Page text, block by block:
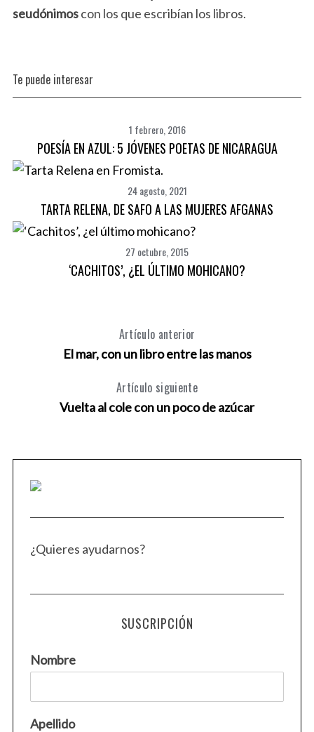
seudónimoscon los que escribían los libros.
Te puede interesar
1 febrero, 2016
POESÍA EN AZUL: 5 JÓVENES POETAS DE NICARAGUA
24 agosto, 2021
TARTA RELENA, DE SAFO A LAS MUJERES AFGANAS
27 octubre, 2015
‘CACHITOS’, ¿EL ÚLTIMO MOHICANO?
Artículo anterior
El mar, con un libro entre las manos
Artículo siguiente
Vuelta al cole con un poco de azúcar
¿Quieres ayudarnos?
SUSCRIPCIÓN
Nombre
Apellido
o